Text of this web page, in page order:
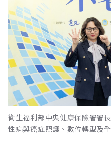
衛生福利部中央健康保險署署
性病與癌症照護、數位轉型及